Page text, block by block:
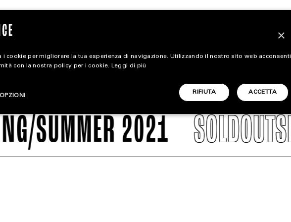
CARICA ALTRI
STYLE
2021 SOLDOUTSERVICE
×
i cookie per migliorare la tua esperienza di navigazione. Utilizzando il nostro sito web acconsenti
con la nostra policy per i cookie. Leggi di più
ACCETTA
RIFIUTA